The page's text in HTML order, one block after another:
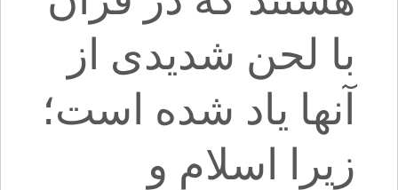
با لحن شدیدی از
آنها یاد شده است؛
زیرا اسلام و